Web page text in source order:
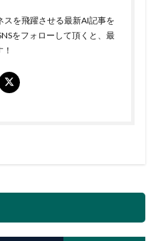
スを飛躍させる最新AI記事を
をフォローして頂くと、最